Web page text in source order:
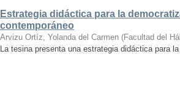
Estrategia didáctica para la
contemporáneo
Arvizu Ortíz, Yolanda del Carmen (Facultad del
La tesina presenta una estrategia didáctica para